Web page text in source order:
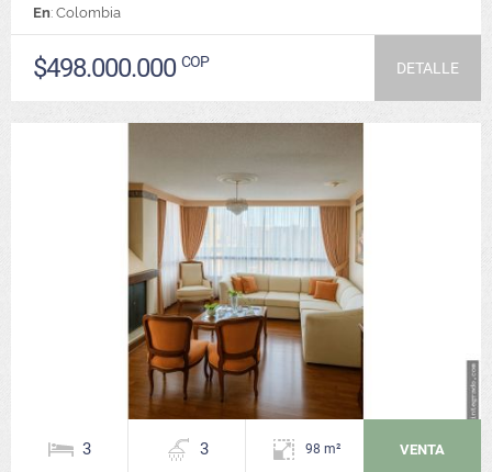
En: Colombia
$498.000.000 COP DETALLE
3 3 98 m² VENTA